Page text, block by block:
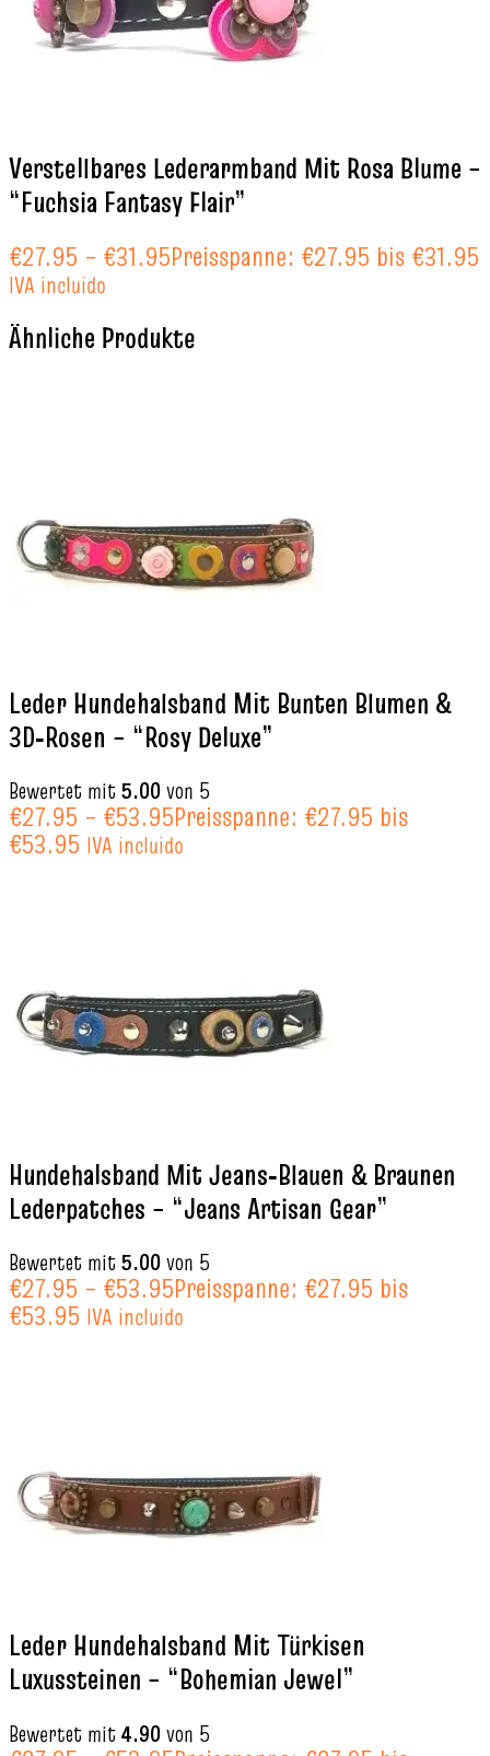
Verstellbares Lederarmband Mit Rosa Blume –
“Fuchsia Fantasy Flair”
€27.95 – €31.95Preisspanne: €27.95 bis €31.95
IVA incluido
Ähnliche Produkte
Leder Hundehalsband Mit Bunten Blumen &
3D‑Rosen – “Rosy Deluxe”
Bewertet mit5.00von 5
€27.95 – €53.95Preisspanne: €27.95 bis
€53.95 IVA incluido
Hundehalsband Mit Jeans‑Blauen & Braunen
Lederpatches – “Jeans Artisan Gear”
Bewertet mit5.00von 5
€27.95 – €53.95Preisspanne: €27.95 bis
€53.95 IVA incluido
Leder Hundehalsband Mit Türkisen
Luxussteinen – “Bohemian Jewel”
Bewertet mit4.90von 5